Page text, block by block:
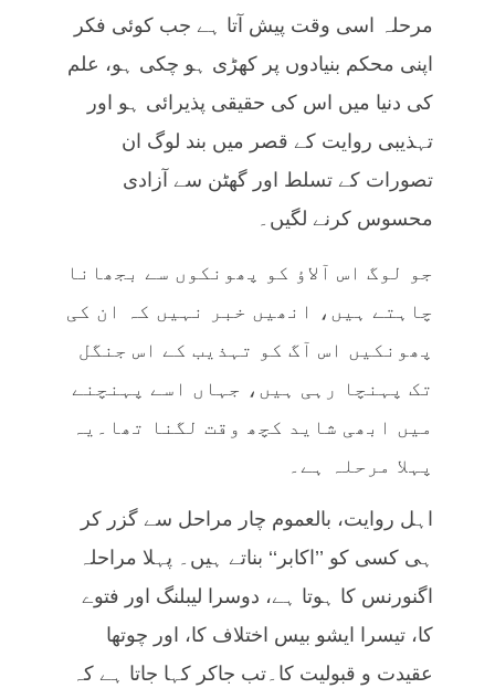
مرحلہ اسی وقت پیش آتا ہے جب کوئی فکر
اپنی محکم بنیادوں پر کھڑی ہو چکی ہو، علم
کی دنیا میں اس کی حقیقی پذیرائی ہو اور
تہذیبی روایت کے قصر میں بند لوگ ان
تصورات کے تسلط اور گھٹن سے آزادی
محسوس کرنے لگیں۔
جو لوگ اس آلاؤ کو پھونکوں سے بجھانا
چاہتے ہیں، انھیں خبر نہیں کہ ان کی
پھونکیں اس آگ کو تہذیب کے اس جنگل
تک پہنچا رہی ہیں، جہاں اسے پہنچنے
میں ابھی شاید کچھ وقت لگنا تھا۔یہ
پہلا مرحلہ ہے۔
اہل روایت، بالعموم چار مراحل سے گزر کر
ہی کسی کو ’’اکابر‘‘ بناتے ہیں۔ پہلا مراحلہ
اگنورنس کا ہوتا ہے، دوسرا لیبلنگ اور فتوے
کا، تیسرا ایشو بیس اختلاف کا، اور چوتھا
عقیدت و قبولیت کا۔تب جاکر کہا جاتا ہے کہ